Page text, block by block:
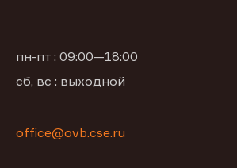
пн-пт : 09:00—18:00
сб, вс : выходной
office@ovb.cse.ru